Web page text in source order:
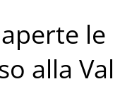
le
alla Val